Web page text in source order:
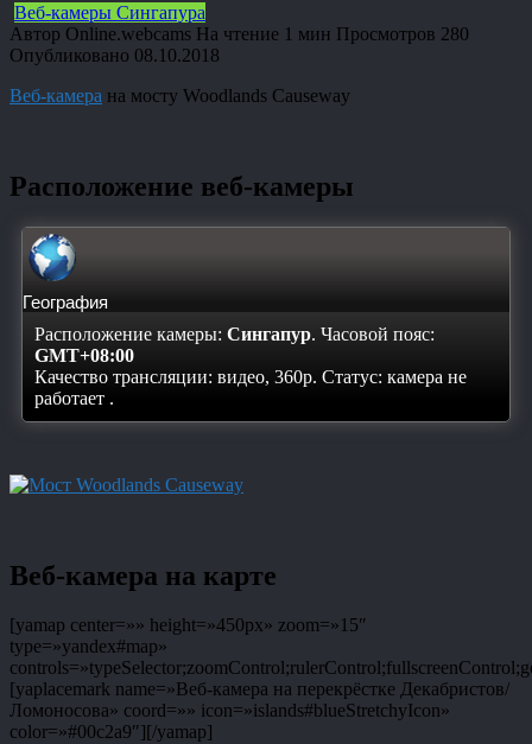
Веб-камеры Сингапура
Автор Online.webcams На чтение 1 мин Просмотров 280
Опубликовано 08.10.2018
Веб-камера на мосту Woodlands Causeway
Расположение веб-камеры
География
Расположение камеры: Сингапур. Часовой пояс:
GMT+08:00
Качество трансляции: видео, 360p. Статус: камера не
работает .
Веб-камера на карте
[yamap center=»» height=»450px» zoom=»15″
type=»yandex#map»
[yaplacemark name=»Веб-камера на перекрёстке Декабристов/
Ломоносова» coord=»» icon=»islands#blueStretchyIcon»
color=»#00c2a9″][/yamap]